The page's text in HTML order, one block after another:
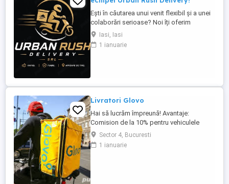
Ești în căutarea unui venit flexibil și a unei
colaborări serioase? Noi îți oferim
posibilitatea să livrezi prin cele mai mari
platforme de livrare din România, într-un
mediu profesionist și transparent. Ce îți
Iasi, Iasi
1 ianuarie
Livratori Glovo
Hai să lucrăm împreună! Avantaje:
Comision de la 10% pentru vehiculele
închiriate de la noi. Flotă de vehicule
pregătite pentru închiriere: biciclete
electrice și scutere. Comenzi constante și
Sector 4, Bucuresti
1 ianuarie